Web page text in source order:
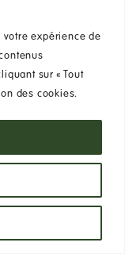
expérience de
sur « Tout
des cookies.